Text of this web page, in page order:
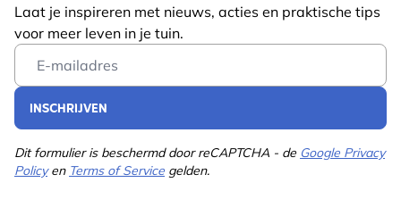
Laat je inspireren met nieuws, acties en praktische tips
voor meer leven in je tuin.
Email Address
INSCHRIJVEN
Dit formulier is beschermd door reCAPTCHA - de Google Privacy
Policyen Terms of Service gelden.